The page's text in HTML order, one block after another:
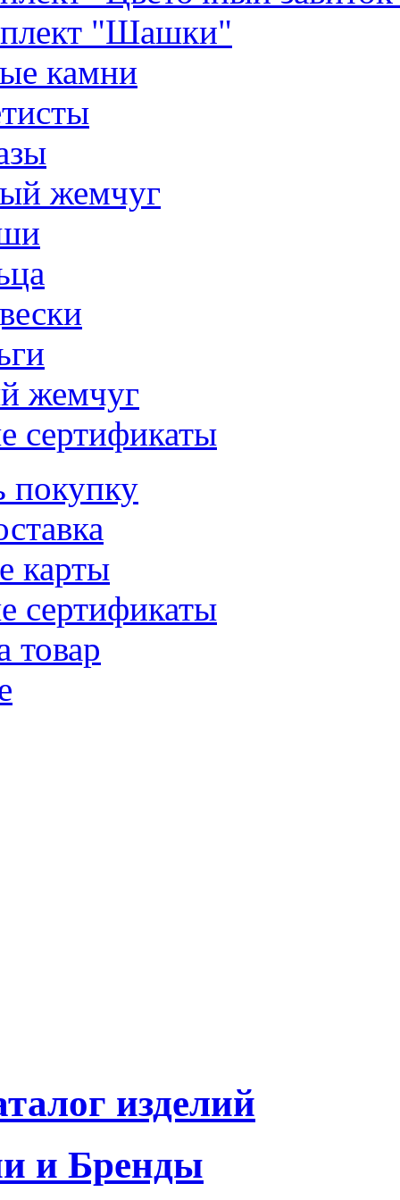
"Шашки"
камни
жемчуг
жемчуг
сертификаты
покупку
карты
сертификаты
товар
изделий
и Бренды